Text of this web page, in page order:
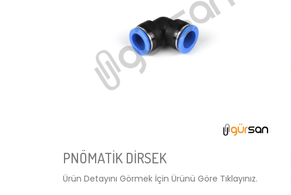
PNÖMATİK DİRSEK
Ürün Detayını Görmek İçin Ürünü Göre Tıklayınız.